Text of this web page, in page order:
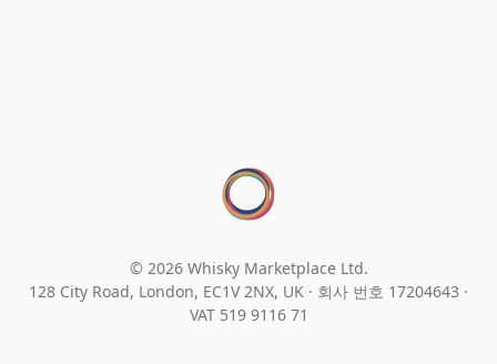
© 2026 Whisky Marketplace Ltd.
128 City Road, London, EC1V 2NX, UK · 회사 번호 17204643 ·
VAT 519 9116 71